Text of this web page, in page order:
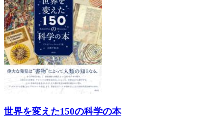
世界を変えた150の科学の本